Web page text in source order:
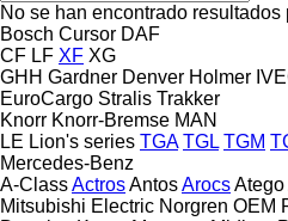
No se han encontrado resultados
Bosch Cursor DAF
CF LF XF XG
GHH Gardner Denver Holmer
EuroCargo Stralis Trakker
Knorr Knorr-Bremse MAN
LE Lion's series TGA TGL TGM
Mercedes-Benz
A-ClassActrosAntosArocsAtego
Mitsubishi Electric Norgren OEM